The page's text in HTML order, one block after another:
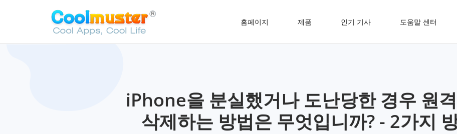
홈페이지 제품 인기 기사 도움말 센터
iPhone을 분실했거나 도난당한 경우 원
삭제하는 방법은 무엇입니까? - 2가지